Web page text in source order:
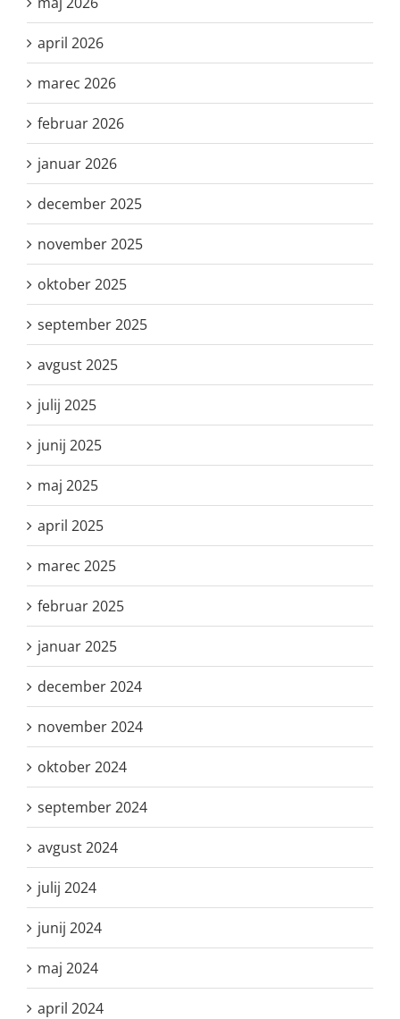
april 2026
marec 2026
februar 2026
januar 2026
december 2025
november 2025
oktober 2025
september 2025
avgust 2025
julij 2025
junij 2025
maj 2025
april 2025
marec 2025
februar 2025
januar 2025
december 2024
november 2024
oktober 2024
september 2024
avgust 2024
julij 2024
junij 2024
maj 2024
april 2024